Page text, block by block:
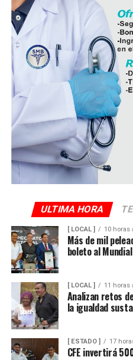
ULTIMA HORA
[ LOCAL ] 10 horas
Más de mil
boleto al
[ LOCAL ] 11 horas
Analizan retos
la igualdad
[ ESTADO ] 17
CFE invertirá